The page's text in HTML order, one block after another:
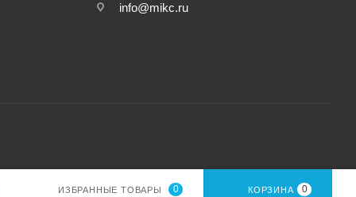
info@mikc.ru
ИЗБРАННЫЕ ТОВАРЫ 0 КОРЗИНА 0